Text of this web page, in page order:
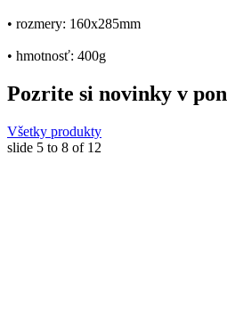
• rozmery: 160x285mm
• hmotnosť: 400g
Pozrite si novinky v
Všetky produkty
slide 5 to 8 of 12